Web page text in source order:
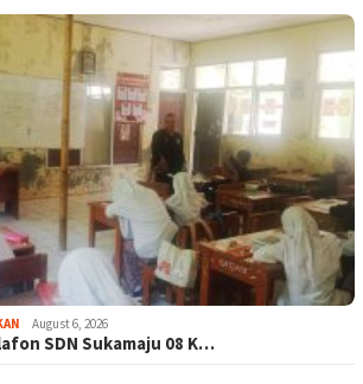
August 6, 2026
SDN Sukamaju 08 K…